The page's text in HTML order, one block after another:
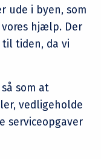
ude i byen, som
hjælp. Der
tiden, da vi
som at
vedligeholde
serviceopgaver